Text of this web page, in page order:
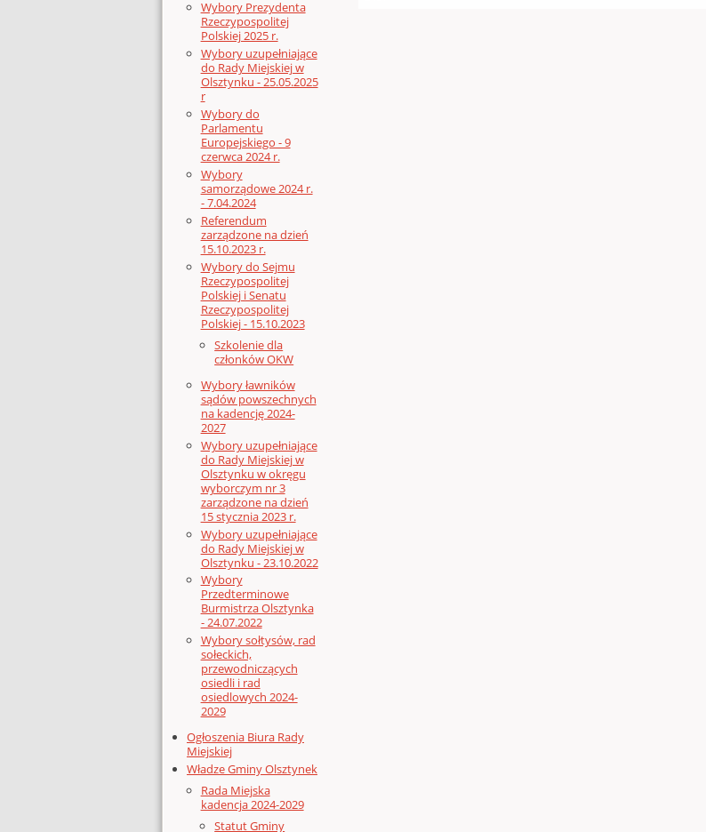
Wybory Prezydenta
Rzeczypospolitej
Polskiej 2025 r.
Wybory uzupełniające
do Rady Miejskiej w
Olsztynku - 25.05.2025
r
Wybory do
Parlamentu
Europejskiego - 9
czerwca 2024 r.
Wybory
samorządowe 2024 r.
- 7.04.2024
Referendum
zarządzone na dzień
15.10.2023 r.
Wybory do Sejmu
Rzeczypospolitej
Polskiej i Senatu
Rzeczypospolitej
Polskiej - 15.10.2023
Szkolenie dla
członków OKW
Wybory ławników
sądów powszechnych
na kadencję 2024-
2027
Wybory uzupełniające
do Rady Miejskiej w
Olsztynku w okręgu
wyborczym nr 3
zarządzone na dzień
15 stycznia 2023 r.
Wybory uzupełniające
do Rady Miejskiej w
Olsztynku - 23.10.2022
Wybory
Przedterminowe
Burmistrza Olsztynka
- 24.07.2022
Wybory sołtysów, rad
sołeckich,
przewodniczących
osiedli i rad
osiedlowych 2024-
2029
Ogłoszenia Biura Rady
Miejskiej
Władze Gminy Olsztynek
Rada Miejska
kadencja 2024-2029
Statut Gminy